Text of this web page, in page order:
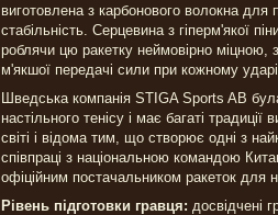
виготовлена з карбонового волокна для
стабільність. Серцевина з гіперм'якої
роблячи цю ракетку неймовірно міцною,
м'якшої передачі сили при кожному
Шведська компанія STIGA Sports AB
настільного тенісу і має багаті
світі і відома тим, що створює одні з
співпраці з національною командою
офіційним постачальником ракеток для
Рівень підготовки гравця: досвідчені